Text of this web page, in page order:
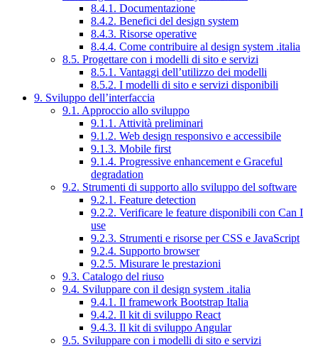
8.4.1. Documentazione
8.4.2. Benefici del design system
8.4.3. Risorse operative
8.4.4. Come contribuire al design system .italia
8.5. Progettare con i modelli di sito e servizi
8.5.1. Vantaggi dell’utilizzo dei modelli
8.5.2. I modelli di sito e servizi disponibili
9. Sviluppo dell’interfaccia
9.1. Approccio allo sviluppo
9.1.1. Attività preliminari
9.1.2. Web design responsivo e accessibile
9.1.3. Mobile first
9.1.4. Progressive enhancement e Graceful
degradation
9.2. Strumenti di supporto allo sviluppo del software
9.2.1. Feature detection
9.2.2. Verificare le feature disponibili con Can I
use
9.2.3. Strumenti e risorse per CSS e JavaScript
9.2.4. Supporto browser
9.2.5. Misurare le prestazioni
9.3. Catalogo del riuso
9.4. Sviluppare con il design system .italia
9.4.1. Il framework Bootstrap Italia
9.4.2. Il kit di sviluppo React
9.4.3. Il kit di sviluppo Angular
9.5. Sviluppare con i modelli di sito e servizi